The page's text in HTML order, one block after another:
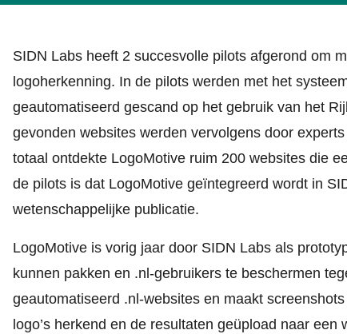
SIDN Labs heeft 2 succesvolle pilots afgerond om
logoherkenning. In de pilots werden met het
geautomatiseerd gescand op het gebruik van het
gevonden websites werden vervolgens door
totaal ontdekte LogoMotive ruim 200 websites die
de pilots is dat LogoMotive geïntegreerd wordt in
wetenschappelijke publicatie.
LogoMotive is vorig jaar door SIDN Labs als
kunnen pakken en .nl-gebruikers te beschermen
geautomatiseerd .nl-websites en maakt
logo’s herkend en de resultaten geüpload naar